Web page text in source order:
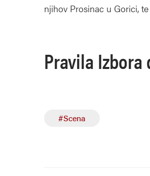
njihov Prosinac u Gorici,
Pravila
#Scena